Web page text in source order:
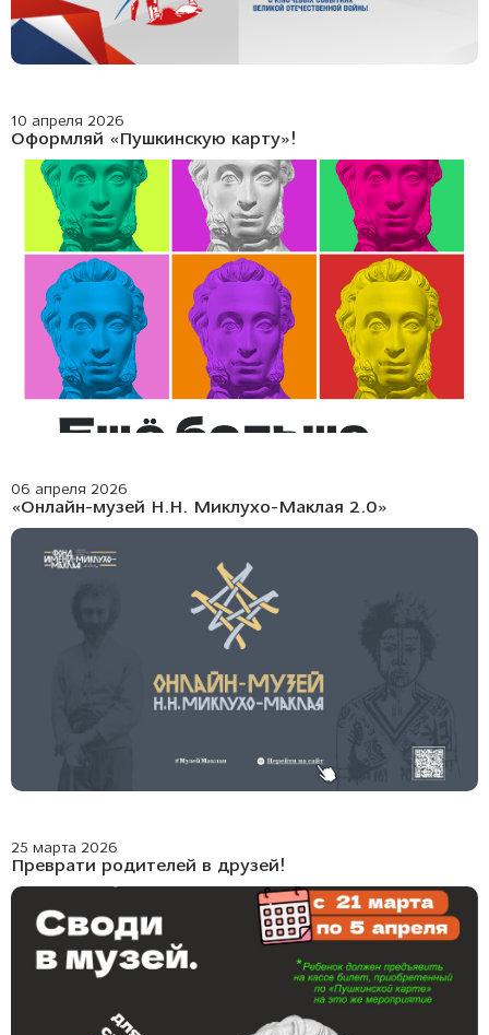
10 апреля 2026
Оформляй «Пушкинскую карту»!
06 апреля 2026
«Онлайн-музей Н.Н. Миклухо-Маклая 2.0»
25 марта 2026
Преврати родителей в друзей!